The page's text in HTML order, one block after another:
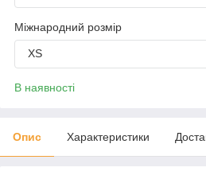
Міжнародний розмір
XS
В наявності
Опис Характеристики